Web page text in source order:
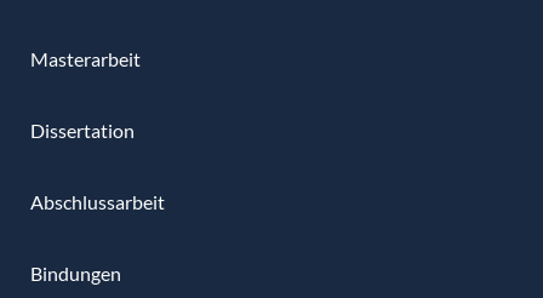
Masterarbeit
Dissertation
Abschlussarbeit
Bindungen